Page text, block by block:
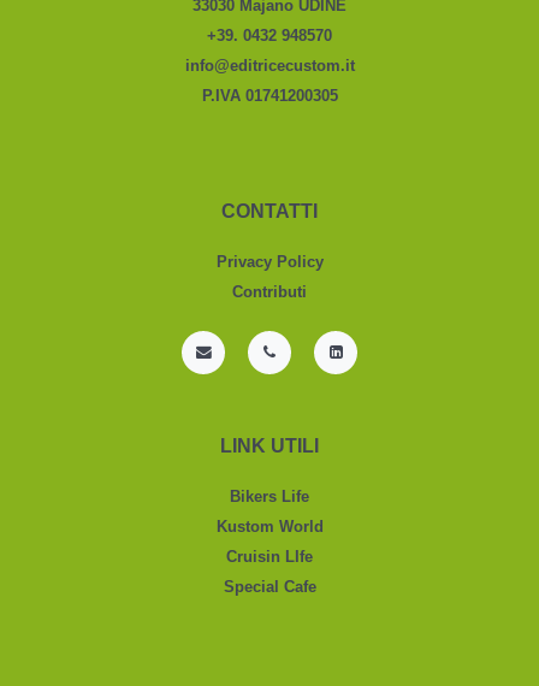
33030 Majano UDINE
+39. 0432 948570
info@editricecustom.it
P.IVA 01741200305
CONTATTI
Privacy Policy
Contributi
LINK UTILI
Bikers Life
Kustom World
Cruisin LIfe
Special Cafe